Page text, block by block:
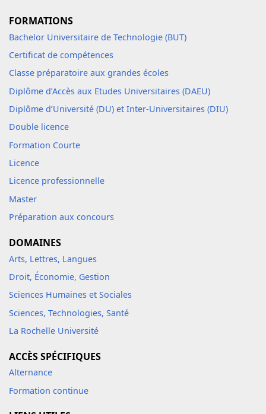
FORMATIONS
Bachelor Universitaire de Technologie (BUT)
Certificat de compétences
Classe préparatoire aux grandes écoles
Diplôme d’Accès aux Etudes Universitaires (DAEU)
Diplôme d’Université (DU) et Inter-Universitaires (DIU)
Double licence
Formation Courte
Licence
Licence professionnelle
Master
Préparation aux concours
DOMAINES
Arts, Lettres, Langues
Droit, Économie, Gestion
Sciences Humaines et Sociales
Sciences, Technologies, Santé
La Rochelle Université
ACCÈS SPÉCIFIQUES
Alternance
Formation continue